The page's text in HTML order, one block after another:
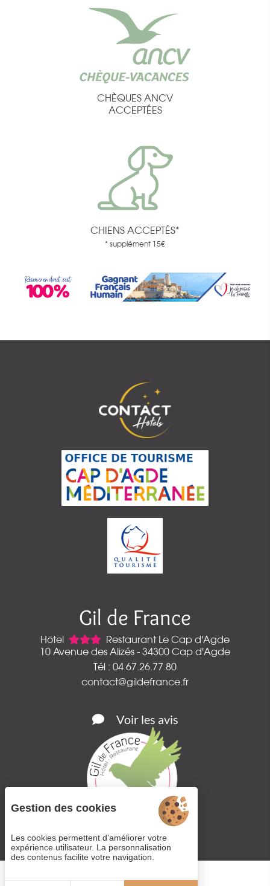
CHÈQUES ANCV
ACCEPTÉES
CHIENS ACCEPTÉS*
* supplément 15€
Gil de France
Hôtel
Restaurant Le Cap d'Agde
10 Avenue des Alizés - 34300 Cap d'Agde
Tél : 04.67.26.77.80
contact@gildefrance.fr
Voir les avis
Gestion des cookies
Les cookies permettent d’améliorer votre
expérience utilisateur. La personnalisation
des contenus facilite votre navigation.